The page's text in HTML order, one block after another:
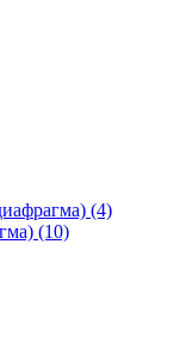
(4)
(10)